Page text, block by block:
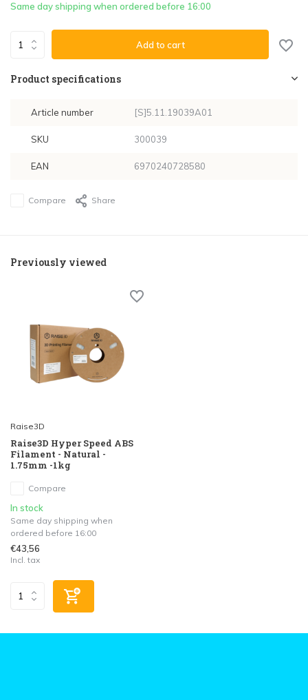
Same day shipping when ordered before 16:00
Add to cart
Product specifications
Article number [S]5.11.19039A01
SKU 300039
EAN 6970240728580
Compare Share
Previously viewed
Raise3D
Raise3D Hyper Speed ABS
Filament - Natural -
1.75mm -1kg
Compare
In stock
Same day shipping when
ordered before 16:00
€43,56
Incl. tax